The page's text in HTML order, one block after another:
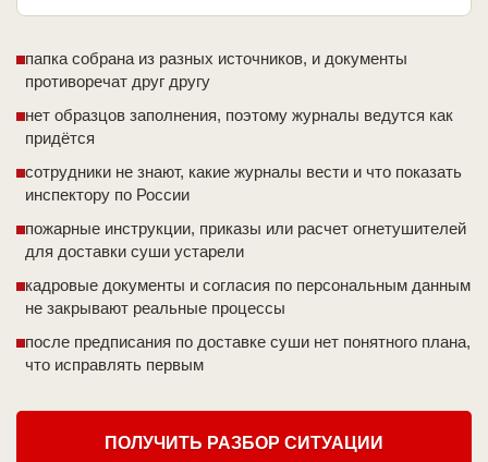
папка собрана из разных источников, и документы
противоречат друг другу
нет образцов заполнения, поэтому журналы ведутся как
придётся
сотрудники не знают, какие журналы вести и что показать
инспектору по России
пожарные инструкции, приказы или расчет огнетушителей
для доставки суши устарели
кадровые документы и согласия по персональным данным
не закрывают реальные процессы
после предписания по доставке суши нет понятного плана,
что исправлять первым
ПОЛУЧИТЬ РАЗБОР СИТУАЦИИ